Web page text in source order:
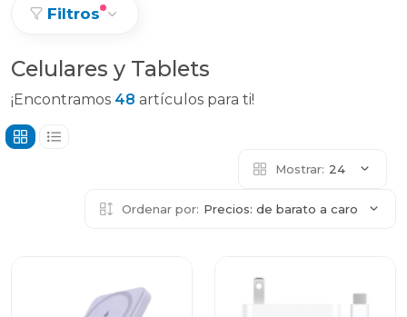
Filtros
Celulares y Tablets
¡Encontramos 48 artículos para ti!
Mostrar: 24
Ordenar por: Precios: de barato a caro